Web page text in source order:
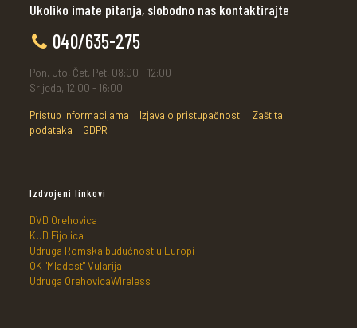
Ukoliko imate pitanja, slobodno nas kontaktirajte
040/635-275
Pon, Uto, Čet, Pet, 08:00 - 12:00
Srijeda, 12:00 - 16:00
Pristup informacijama Izjava o pristupačnosti
Zaštita
podataka
GDPR
Izdvojeni linkovi
DVD Orehovica
KUD Fijolica
Udruga Romska budućnost u Europi
OK "Mladost" Vularija
Udruga OrehovicaWireless